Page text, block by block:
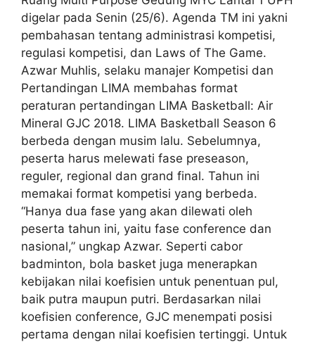
digelar pada Senin (25/6). Agenda TM ini yakni
pembahasan tentang administrasi kompetisi,
regulasi kompetisi, dan Laws of The Game.
Azwar Muhlis, selaku manajer Kompetisi dan
Pertandingan LIMA membahas format
peraturan pertandingan LIMA Basketball: Air
Mineral GJC 2018. LIMA Basketball Season 6
berbeda dengan musim lalu. Sebelumnya,
peserta harus melewati fase preseason,
reguler, regional dan grand final. Tahun ini
memakai format kompetisi yang berbeda.
“Hanya dua fase yang akan dilewati oleh
peserta tahun ini, yaitu fase conference dan
nasional,” ungkap Azwar. Seperti cabor
badminton, bola basket juga menerapkan
kebijakan nilai koefisien untuk penentuan pul,
baik putra maupun putri. Berdasarkan nilai
koefisien conference, GJC menempati posisi
pertama dengan nilai koefisien tertinggi. Untuk